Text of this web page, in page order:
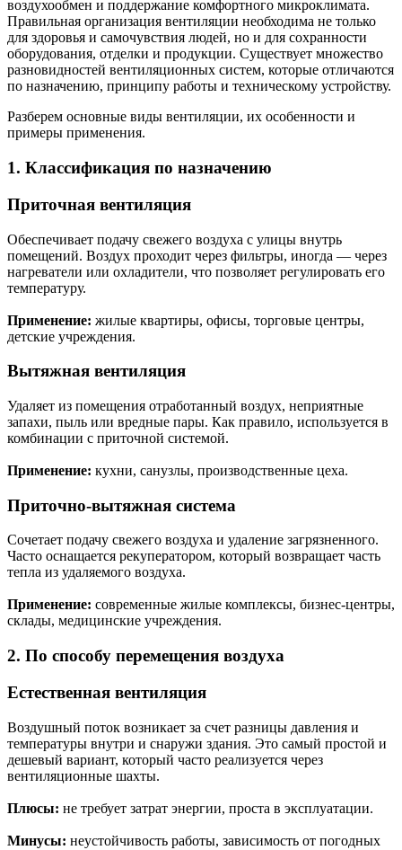
воздухообмен и поддержание комфортного микроклимата.
Правильная организация вентиляции необходима не только
для здоровья и самочувствия людей, но и для сохранности
оборудования, отделки и продукции. Существует множество
разновидностей вентиляционных систем, которые отличаются
по назначению, принципу работы и техническому устройству.
Разберем основные виды вентиляции, их особенности и
примеры применения.
1. Классификация по назначению
Приточная вентиляция
Обеспечивает подачу свежего воздуха с улицы внутрь
помещений. Воздух проходит через фильтры, иногда — через
нагреватели или охладители, что позволяет регулировать его
температуру.
Применение: жилые квартиры, офисы, торговые центры,
детские учреждения.
Вытяжная вентиляция
Удаляет из помещения отработанный воздух, неприятные
запахи, пыль или вредные пары. Как правило, используется в
комбинации с приточной системой.
Применение: кухни, санузлы, производственные цеха.
Приточно-вытяжная система
Сочетает подачу свежего воздуха и удаление загрязненного.
Часто оснащается рекуператором, который возвращает часть
тепла из удаляемого воздуха.
Применение: современные жилые комплексы, бизнес-центры,
склады, медицинские учреждения.
2. По способу перемещения воздуха
Естественная вентиляция
Воздушный поток возникает за счет разницы давления и
температуры внутри и снаружи здания. Это самый простой и
дешевый вариант, который часто реализуется через
вентиляционные шахты.
Плюсы: не требует затрат энергии, проста в эксплуатации.
Минусы: неустойчивость работы, зависимость от погодных